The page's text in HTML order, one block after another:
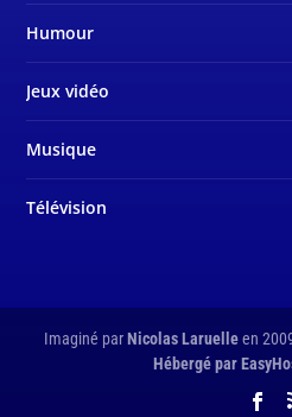
Humour
Jeux vidéo
Musique
Télévision
Imaginé parNicolas Laruelleen
Hébergé par